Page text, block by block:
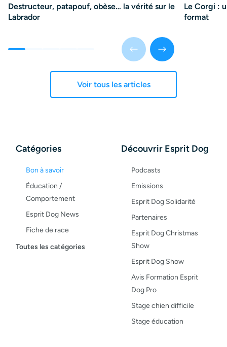
Catégories
Bon à savoir
Éducation /
Comportement
Esprit Dog News
Fiche de race
Maladies du chien
Toutes les catégories
Découvrir Esprit Dog
Podcasts
Emissions
Esprit Dog Solidarité
Partenaires
Esprit Dog Christmas
Show
Esprit Dog Show
Avis Formation Esprit
Dog Pro
Stage chien difficile
Stage éducation
Destructeur, patapouf, obèse… la vérité sur le
Labrador
Le Corgi :
format
Voir tous les articles